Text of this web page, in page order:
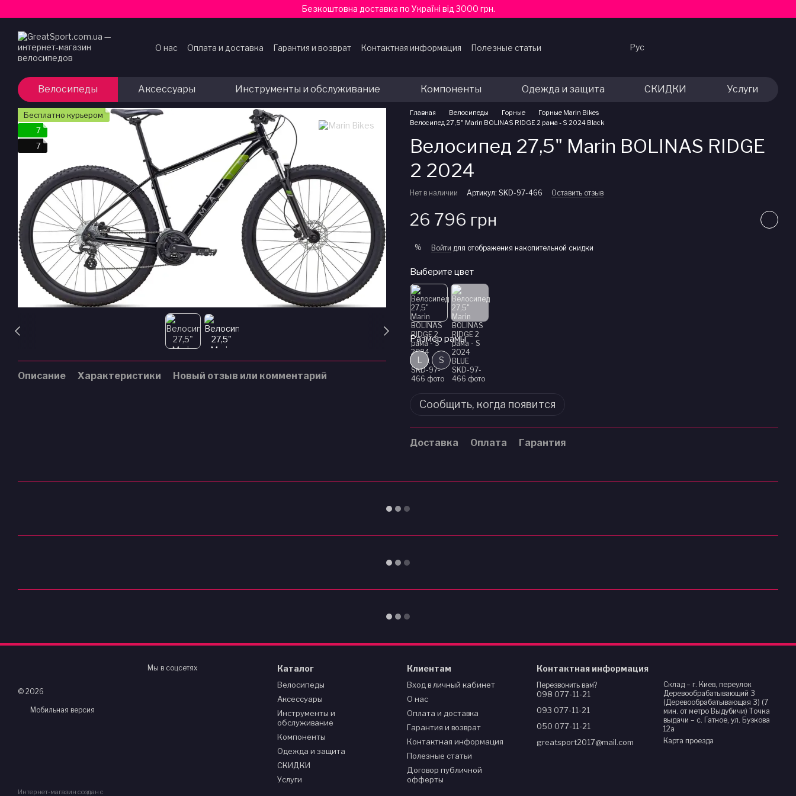
Безкоштовна доставка по Україні від 3000 грн.
О нас Оплата и доставка Гарантия и возврат Контактная информация
Полезные статьи
Рус
Велосипеды Аксессуары Инструменты и обслуживание Компоненты Одежда и защита СКИДКИ Услуги
Бесплатно курьером
7
7
Описание Характеристики Новый отзыв или комментарий
Главная Велосипеды Горные
Горные Marin Bikes
Велосипед 27,5" Marin BOLINAS RIDGE 2 рама - S 2024 Black
Велосипед 27,5" Marin BOLINAS RIDGE
2 2024
Нет в наличии Артикул: SKD-97-466 Оставить отзыв
26 796 грн
% Войти для отображения накопительной скидки
Выберите цвет
Размер рамы
L S
Сообщить, когда появится
Доставка Оплата Гарантия
© 2026
Мобильная версия
Интернет-магазин создан с
Мы в соцсетях Каталог
Велосипеды
Аксессуары
Инструменты и
обслуживание
Компоненты
Одежда и защита
СКИДКИ
Услуги
Клиентам
Вход в личный кабинет
О нас
Оплата и доставка
Гарантия и возврат
Контактная информация
Полезные статьи
Договор публичной
офферты
Контактная информация
Перезвонить вам?
098 077-11-21
093 077-11-21
050 077-11-21
greatsport2017@mail.com
Склад – г. Киев, переулок
Деревообрабатывающий 3
(Деревообрабатывающая 3) (7
мин. от метро Выдубичи) Точка
выдачи – с. Гатное, ул. Бузкова
12а
Карта проезда